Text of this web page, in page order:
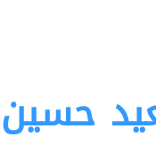
حسين